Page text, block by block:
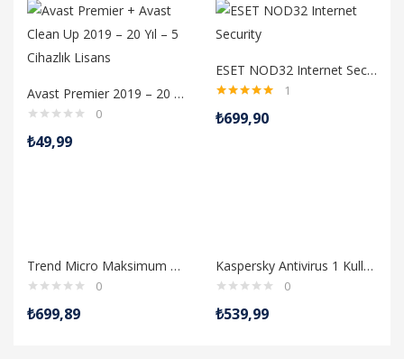
Tüm Ürünleri Gör
Avast Premier 2019 – 20 Yıl – 5 Cihazlık Lisans
0
₺49,99
ESET NOD32 Internet Security (1 Yıl/1 PC) Antivirüs
5.00oy aldı
1
₺699,90
Trend Micro Maksimum Güvenlik 3 Cihaz 3 Yıl
0
₺699,89
Kaspersky Antivirus 1 Kullanıcı 1 Yıllık
0
₺539,99